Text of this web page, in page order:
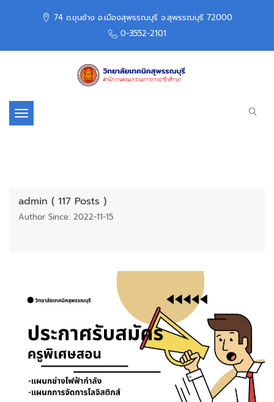
74 ถ.ขุนช้าง อ.เมืองสุพรรณบุรี จ.สุพรรณบุรี 72000
0-3552-2101
Toggle navigation
admin ( 117 Posts )
Author Since: 2022-11-15